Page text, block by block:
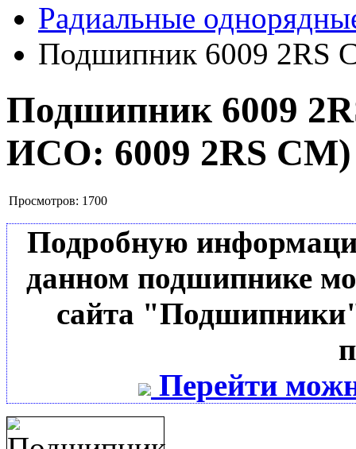
Радиальные
Подшипник 6009 2RS
Подшипник 6009
ИСО: 6009 2RS CM)
Просмотров: 1700
Подробную
данном подшипнике
сайта
Перейти